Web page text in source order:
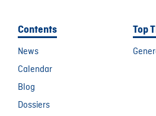
Contents
News
Calendar
Blog
Dossiers
Top